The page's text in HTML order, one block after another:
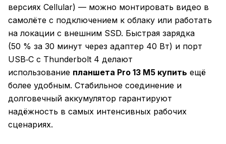
версиях Cellular) — можно монтировать видео в
самолёте с подключением к облаку или работать
на локации с внешним SSD. Быстрая зарядка
(50 % за 30 минут через адаптер 40 Вт) и порт
USB‑C с Thunderbolt 4 делают
использование планшета Pro 13 M5 купить ещё
более удобным. Стабильное соединение и
долговечный аккумулятор гарантируют
надёжность в самых интенсивных рабочих
сценариях.